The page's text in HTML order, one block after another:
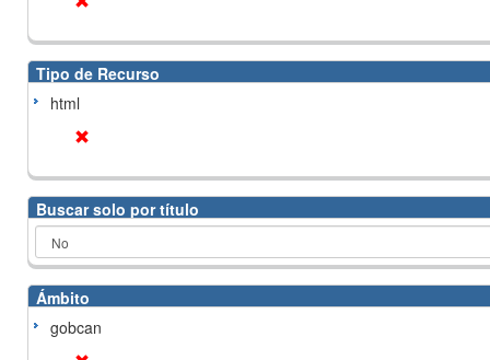
Tipo de Recurso
html
Buscar solo por título
Ámbito
gobcan